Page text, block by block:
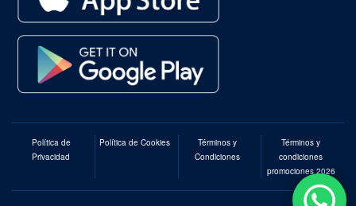
Política de
Privacidad
Política de Cookies
Términos y
Condiciones
Términos y
condiciones
promociones 2026